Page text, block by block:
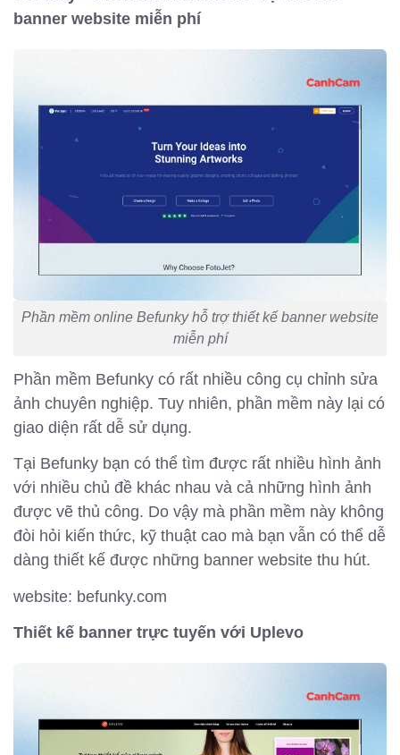
banner website miễn phí
Phần mềm online Befunky hỗ trợ thiết kế banner website
miễn phí
Phần mềm Befunky có rất nhiều công cụ chỉnh sửa
ảnh chuyên nghiệp. Tuy nhiên, phần mềm này lại có
giao diện rất dễ sử dụng.
Tại Befunky bạn có thể tìm được rất nhiều hình ảnh
với nhiều chủ đề khác nhau và cả những hình ảnh
được vẽ thủ công. Do vậy mà phần mềm này không
đòi hỏi kiến thức, kỹ thuật cao mà bạn vẫn có thể dễ
dàng thiết kế được những banner website thu hút.
website: befunky.com
Thiết kế banner trực tuyến với Uplevo